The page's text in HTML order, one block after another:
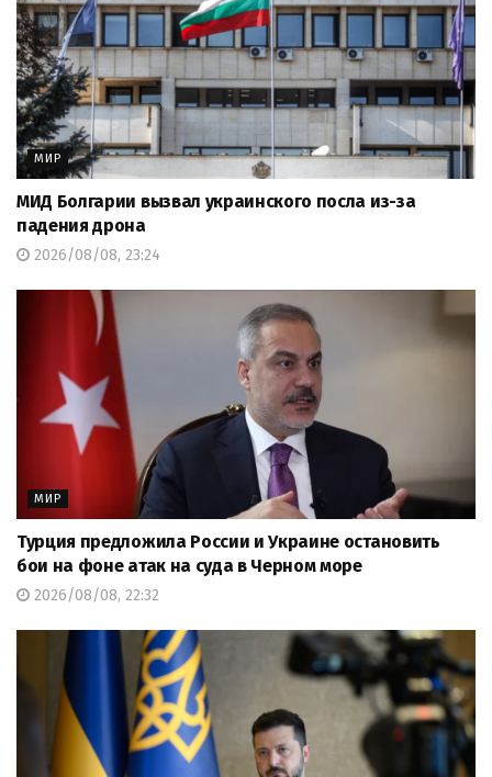
МИР
МИД Болгарии вызвал украинского посла из-за
падения дрона
2026/08/08, 23:24
МИР
Турция предложила России и Украине остановить
бои на фоне атак на суда в Черном море
2026/08/08, 22:32